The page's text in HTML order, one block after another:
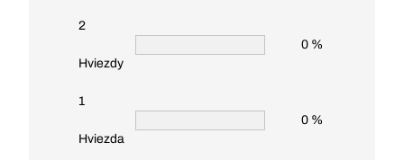
2
Hviezdy
0 %
1
Hviezda
0 %